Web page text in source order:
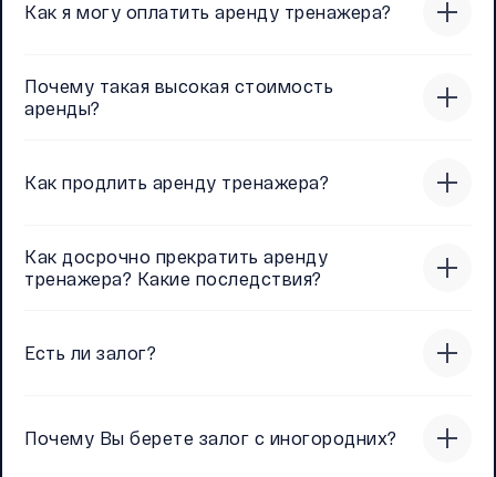
Как я могу оплатить аренду тренажера?
Почему такая высокая стоимость
аренды?
Как продлить аренду тренажера?
Как досрочно прекратить аренду
тренажера? Какие последствия?
Есть ли залог?
Почему Вы берете залог с иногородних?